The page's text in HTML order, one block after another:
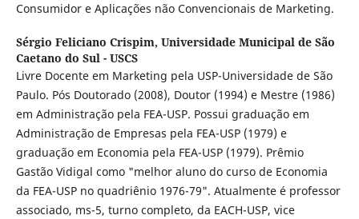
Consumidor e Aplicações não Convencionais de Marketing.
Sérgio Feliciano Crispim, Universidade Municipal de São
Caetano do Sul - USCS
Livre Docente em Marketing pela USP-Universidade de São
Paulo. Pós Doutorado (2008), Doutor (1994) e Mestre (1986)
em Administração pela FEA-USP. Possui graduação em
Administração de Empresas pela FEA-USP (1979) e
graduação em Economia pela FEA-USP (1979). Prêmio
Gastão Vidigal como "melhor aluno do curso de Economia
da FEA-USP no quadriênio 1976-79". Atualmente é professor
associado, ms-5, turno completo, da EACH-USP, vice